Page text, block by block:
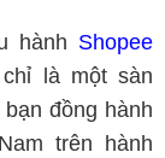
hành Shopee
là một sàn
đồng hành
trên hành